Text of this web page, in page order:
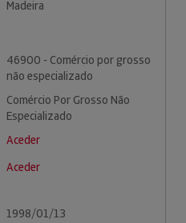
Madeira
46900 - Comércio por grosso
não especializado
Comércio Por Grosso Não
Especializado
Aceder
Aceder
1998/01/13